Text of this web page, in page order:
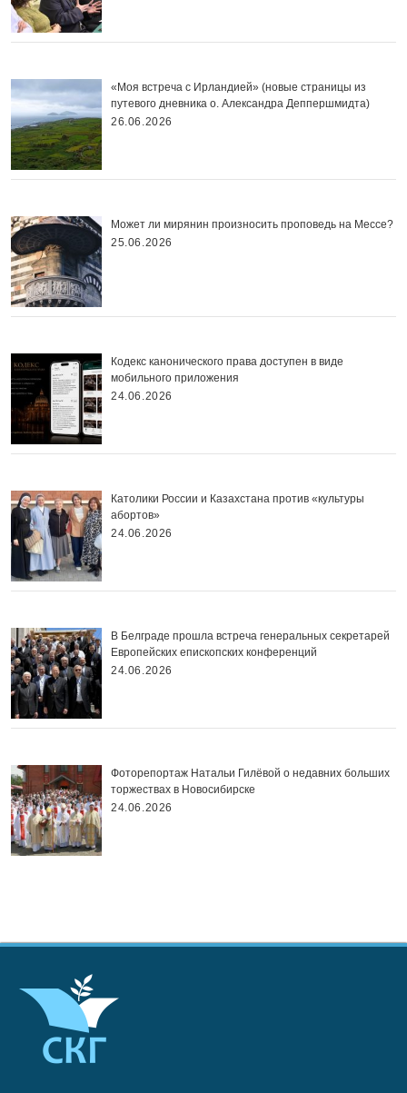
«Моя встреча с Ирландией» (новые страницы из
путевого дневника о. Александра Деппершмидта)
26.06.2026
Может ли мирянин произносить проповедь на Мессе?
25.06.2026
Кодекс канонического права доступен в виде
мобильного приложения
24.06.2026
Католики России и Казахстана против «культуры
абортов»
24.06.2026
В Белграде прошла встреча генеральных секретарей
Европейских епископских конференций
24.06.2026
Фоторепортаж Натальи Гилёвой о недавних больших
торжествах в Новосибирске
24.06.2026